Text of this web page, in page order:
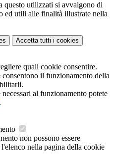
questo utilizzati si avvalgono di
ed utili alle finalità illustrate nella
Accetta tutti i cookies
quali cookie consentire.
il funzionamento della
al funzionamento potete
.
non possono essere
nella pagina della cookie